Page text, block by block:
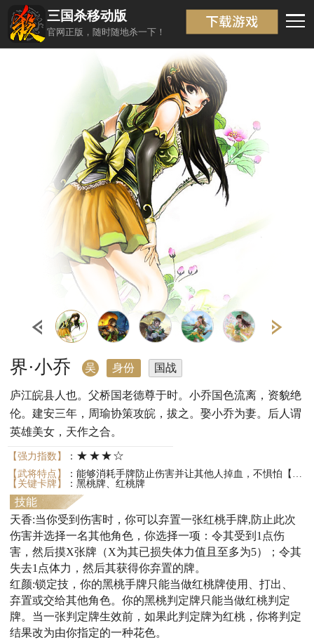
三国杀移动版
官网正版，随时随地杀一下！
返回
界·小乔 吴 身份 国战
庐江皖县人也。父桥国老德尊于时。小乔国色流离，资貌绝
伦。建安三年，周瑜协策攻皖，拔之。娶小乔为妻。后人谓
英雄美女，天作之合。
【强力指数】 ： ★★★☆
【武将特点】
：能够消耗手牌防止伤害并让其他人掉血，不惧怕【闪电】。
【关键卡牌】
：黑桃牌、红桃牌
技能
天香:当你受到伤害时，你可以弃置一张红桃手牌,防止此次
伤害并选择一名其他角色，你选择一项：令其受到1点伤
害，然后摸X张牌（X为其已损失体力值且至多为5）；令其
失去1点体力，然后其获得你弃置的牌。
红颜:锁定技，你的黑桃手牌只能当做红桃牌使用、打出、
弃置或交给其他角色。你的黑桃判定牌只能当做红桃判定
牌。当一张判定牌生效前，如果此判定牌为红桃，你将判定
结果改为由你指定的一种花色。